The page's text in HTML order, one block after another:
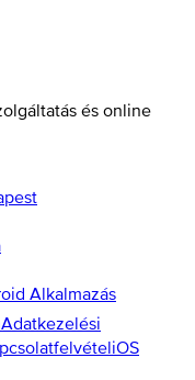
és online
Alkalmazás
Adatkezelési
iOS